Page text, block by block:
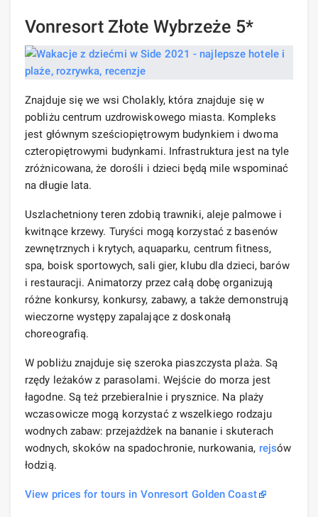
Vonresort Złote Wybrzeże 5*
Znajduje się we wsi Cholakly, która znajduje się w
pobliżu centrum uzdrowiskowego miasta. Kompleks
jest głównym sześciopiętrowym budynkiem i dwoma
czteropiętrowymi budynkami. Infrastruktura jest na tyle
zróżnicowana, że ​​dorośli i dzieci będą mile wspominać
na długie lata.
Uszlachetniony teren zdobią trawniki, aleje palmowe i
kwitnące krzewy. Turyści mogą korzystać z basenów
zewnętrznych i krytych, aquaparku, centrum fitness,
spa, boisk sportowych, sali gier, klubu dla dzieci, barów
i restauracji. Animatorzy przez całą dobę organizują
różne konkursy, konkursy, zabawy, a także demonstrują
wieczorne występy zapalające z doskonałą
choreografią.
W pobliżu znajduje się szeroka piaszczysta plaża. Są
rzędy leżaków z parasolami. Wejście do morza jest
łagodne. Są też przebieralnie i prysznice. Na plaży
wczasowicze mogą korzystać z wszelkiego rodzaju
wodnych zabaw: przejażdżek na bananie i skuterach
wodnych, skoków na spadochronie, nurkowania, rejsów
łodzią.
View prices for tours in Vonresort Golden Coast